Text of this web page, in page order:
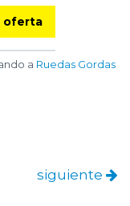
oferta
a Ruedas Gordas
siguiente